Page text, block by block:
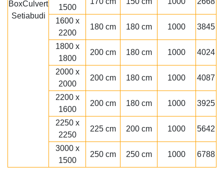
1500
1600 x
2200
180 cm 180 cm 1000 3845
1800 x
1800
200 cm 180 cm 1000 4024
2000 x
2000
200 cm 180 cm 1000 4087
2200 x
1600
200 cm 180 cm 1000 3925
2250 x
2250
225 cm 200 cm 1000 5642
3000 x
1500
250 cm 250 cm 1000 6788